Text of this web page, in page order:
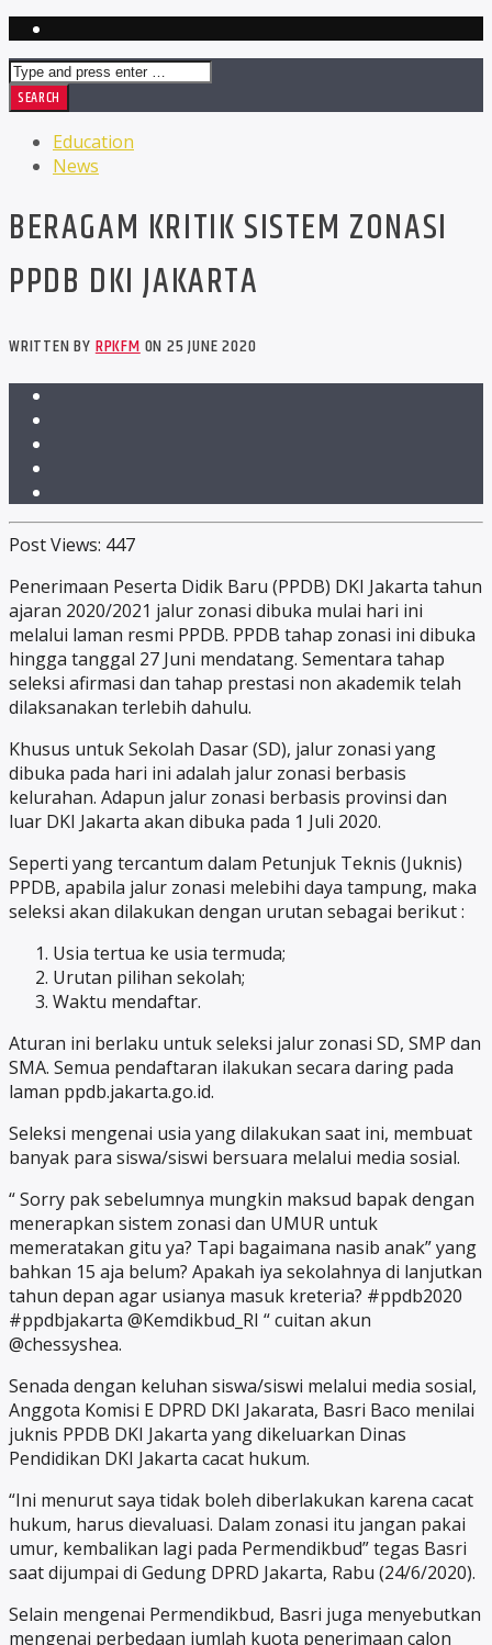
Education
News
BERAGAM KRITIK SISTEM ZONASI
PPDB DKI JAKARTA
WRITTEN BYRPKFMON 25 JUNE 2020
Post Views: 447
Penerimaan Peserta Didik Baru (PPDB) DKI Jakarta tahun
ajaran 2020/2021 jalur zonasi dibuka mulai hari ini
melalui laman resmi PPDB. PPDB tahap zonasi ini dibuka
hingga tanggal 27 Juni mendatang. Sementara tahap
seleksi afirmasi dan tahap prestasi non akademik telah
dilaksanakan terlebih dahulu.
Khusus untuk Sekolah Dasar (SD), jalur zonasi yang
dibuka pada hari ini adalah jalur zonasi berbasis
kelurahan. Adapun jalur zonasi berbasis provinsi dan
luar DKI Jakarta akan dibuka pada 1 Juli 2020.
Seperti yang tercantum dalam Petunjuk Teknis (Juknis)
PPDB, apabila jalur zonasi melebihi daya tampung, maka
seleksi akan dilakukan dengan urutan sebagai berikut :
Usia tertua ke usia termuda;
Urutan pilihan sekolah;
Waktu mendaftar.
Aturan ini berlaku untuk seleksi jalur zonasi SD, SMP dan
SMA. Semua pendaftaran ilakukan secara daring pada
laman ppdb.jakarta.go.id.
Seleksi mengenai usia yang dilakukan saat ini, membuat
banyak para siswa/siswi bersuara melalui media sosial.
“ Sorry pak sebelumnya mungkin maksud bapak dengan
menerapkan sistem zonasi dan UMUR untuk
memeratakan gitu ya? Tapi bagaimana nasib anak” yang
bahkan 15 aja belum? Apakah iya sekolahnya di lanjutkan
tahun depan agar usianya masuk kreteria? #ppdb2020
#ppdbjakarta @Kemdikbud_RI “ cuitan akun
@chessyshea.
Senada dengan keluhan siswa/siswi melalui media sosial,
Anggota Komisi E DPRD DKI Jakarata, Basri Baco menilai
juknis PPDB DKI Jakarta yang dikeluarkan Dinas
Pendidikan DKI Jakarta cacat hukum.
“Ini menurut saya tidak boleh diberlakukan karena cacat
hukum, harus dievaluasi. Dalam zonasi itu jangan pakai
umur, kembalikan lagi pada Permendikbud” tegas Basri
saat dijumpai di Gedung DPRD Jakarta, Rabu (24/6/2020).
Selain mengenai Permendikbud, Basri juga menyebutkan
mengenai perbedaan jumlah kuota penerimaan calon